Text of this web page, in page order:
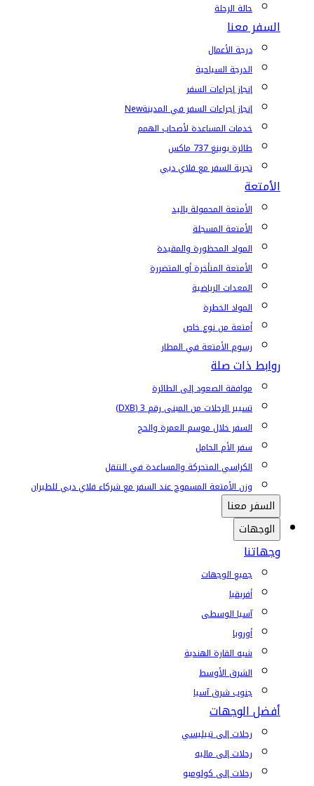
حالة الرحلة
السفر معنا
درجة الأعمال
الدرجة السياحية
إنجاز إجراءات السفر
إنجاز إجراءات السفر في المدينةNew
خدمات المساعدة لأصحاب الهمم
طائرة بوينغ 737 ماكس
تجربة السفر مع فلاي دبي
الأمتعة
الأمتعة المحمولة باليد
الأمتعة المسجلة
المواد المحظورة والمقيدة
الأمتعة المتأخرة أو المتضررة
المعدات الرياضية
المواد الخطرة
أمتعة من نوع خاص
رسوم الأمتعة في المطار
روابط ذات صلة
موافقة الصعود إلى الطائرة
تسيير الرحلات من المبنى رقم 3 (DXB)
السفر خلال موسم العمرة والحج
سفر الأم الحامل
الكراسي المتحركة والمساعدة في التنقل
وزن الأمتعة المسموح عند السفر مع شركاء فلاي دبي للطيران
السفر معنا
الوجهات
وجهاتنا
جميع الوجهات
أفريقيا
آسيا الوسطى
أوروبا
شبه القارة الهندية
الشرق الأوسط
جنوب شرق آسيا
أفضل الوجهات
رحلات إلى تبيليسي
رحلات إلى ماليه
رحلات إلى كولومبو